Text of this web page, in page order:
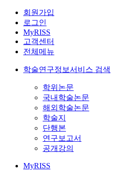
회원가입
로그인
MyRISS
고객센터
전체메뉴
학술연구정보서비스 검색
학위논문
국내학술논문
해외학술논문
학술지
단행본
연구보고서
공개강의
MyRISS